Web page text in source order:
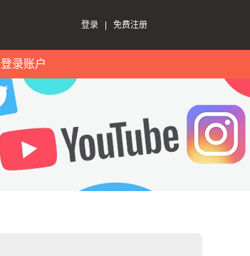
登录 免费注册
登录账户